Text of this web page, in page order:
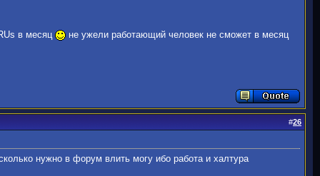
в месяц не ужели работающий человек не сможет в месяц
#26
нужно в форум влить могу ибо работа и халтура